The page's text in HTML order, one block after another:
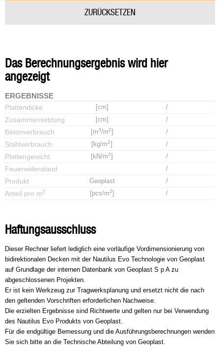
Das Berechnungsergebnis wird hier
angezeigt
ERGEBNISSE
Plattendicke [cm] /
Zusammensetzung [cm] /
Betonverbrauch [m3/m2] /
Stahlverbrauch [kg/m2] /
Plattengewicht [kN/m2] /
Feuerwiderstand /
Produkt Geoplast /
Anteil pro m2 [pcs/m2] /
Haftungsausschluss
Dieser Rechner liefert lediglich eine vorläufige Vordimensionierung von
bidirektionalen Decken mit der Nautilus Evo Technologie von Geoplast
auf Grundlage der internen Datenbank von Geoplast S p A zu
abgeschlossenen Projekten.
Er ist kein Werkzeug zur Tragwerksplanung und ersetzt nicht die nach
den geltenden Vorschriften erforderlichen Nachweise.
Die erzielten Ergebnisse sind Richtwerte und gelten nur bei Verwendung
des Nautilus Evo Produkts von Geoplast.
Für die endgültige Bemessung und die Ausführungsberechnungen wenden
Sie sich bitte an die Technische Abteilung von Geoplast.